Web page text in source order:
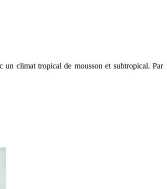
climat tropical de mousson et subtropical. Par